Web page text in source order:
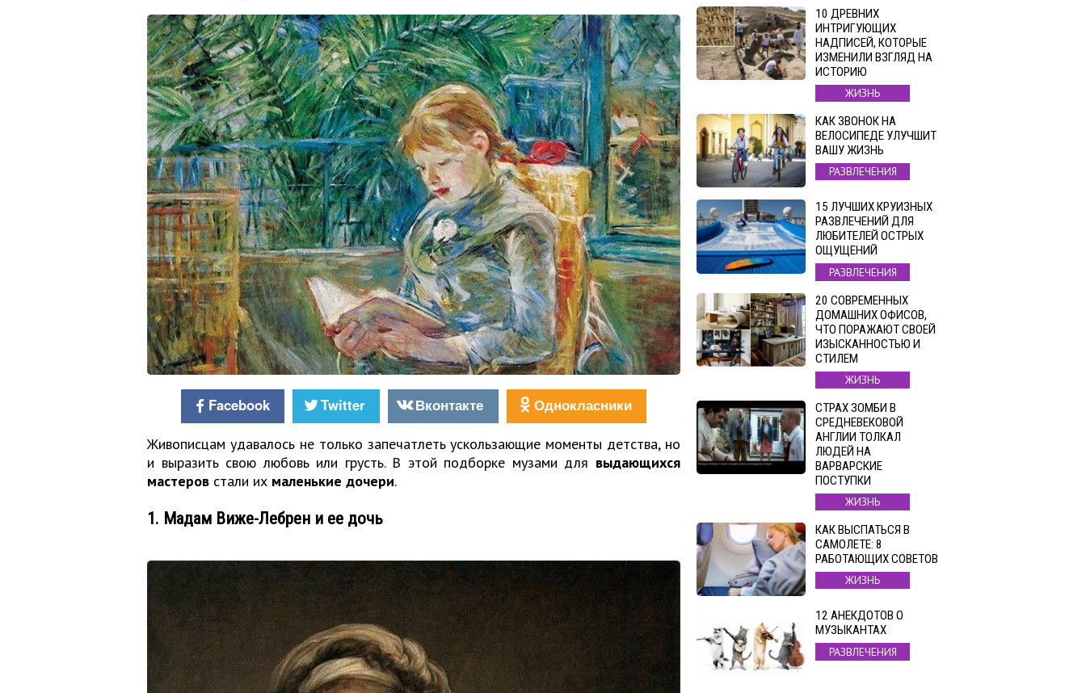
Facebook Twitter Вконтакте Однокласники
Живописцам удавалось не только запечатлеть ускользающие моменты детства, но
и выразить свою любовь или грусть. В этой подборке музами для выдающихся
мастеров стали их маленькие дочери.
1. Мадам Виже-Лебрен и ее дочь
10 ДРЕВНИХ
ИНТРИГУЮЩИХ
НАДПИСЕЙ, КОТОРЫЕ
ИЗМЕНИЛИ ВЗГЛЯД НА
ИСТОРИЮ
ЖИЗНЬ
КАК ЗВОНОК НА
ВЕЛОСИПЕДЕ УЛУЧШИТ
ВАШУ ЖИЗНЬ
РАЗВЛЕЧЕНИЯ
15 ЛУЧШИХ КРУИЗНЫХ
РАЗВЛЕЧЕНИЙ ДЛЯ
ЛЮБИТЕЛЕЙ ОСТРЫХ
ОЩУЩЕНИЙ
РАЗВЛЕЧЕНИЯ
20 СОВРЕМЕННЫХ
ДОМАШНИХ ОФИСОВ,
ЧТО ПОРАЖАЮТ СВОЕЙ
ИЗЫСКАННОСТЬЮ И
СТИЛЕМ
ЖИЗНЬ
СТРАХ ЗОМБИ В
СРЕДНЕВЕКОВОЙ
АНГЛИИ ТОЛКАЛ
ЛЮДЕЙ НА
ВАРВАРСКИЕ
ПОСТУПКИ
ЖИЗНЬ
КАК ВЫСПАТЬСЯ В
САМОЛЕТЕ: 8
РАБОТАЮЩИХ СОВЕТОВ
ЖИЗНЬ
12 АНЕКДОТОВ О
МУЗЫКАНТАХ
РАЗВЛЕЧЕНИЯ